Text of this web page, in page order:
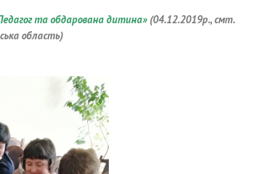
та обдарована дитина» (04.12.2019р., смт.
область)